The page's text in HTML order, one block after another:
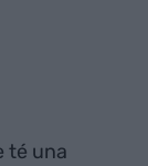
té una